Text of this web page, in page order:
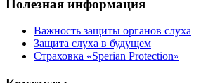
Полезная информация
Важность защиты органов слуха
Защита слуха в будущем
Страховка «Sperian Protection»